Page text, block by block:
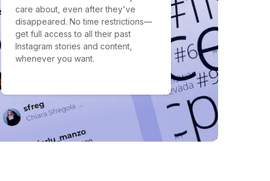
care about, even after they've
disappeared. No time restrictions—
get full access to all their past
Instagram stories and content,
whenever you want.